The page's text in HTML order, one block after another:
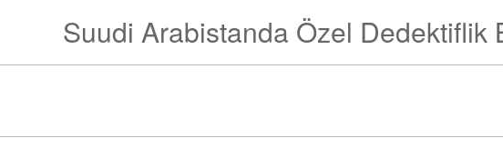
Suudi Arabistanda Özel Dedektiflik